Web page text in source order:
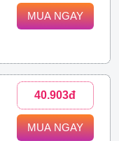
MUA NGAY
40.903đ
MUA NGAY